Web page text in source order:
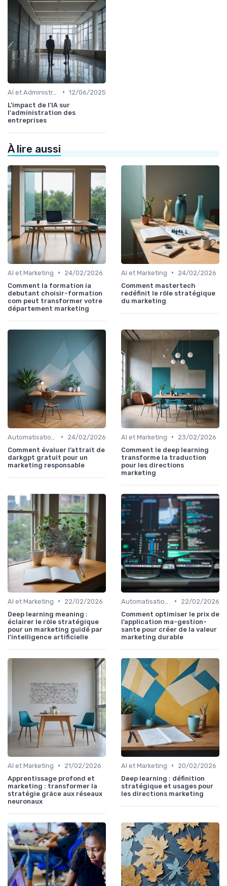
• 12/06/2025
L'impact de l'IA sur
l'administration des
entreprises
À lire aussi
AI et Marketing •
24/02/2026
Comment la formation ia
debutant choisir-formation
com peut transformer votre
département marketing
AI et Marketing •
24/02/2026
Comment mastertech
redéfinit le rôle stratégique
du marketing
•
24/02/2026
Comment évaluer l’attrait de
darkgpt gratuit pour un
marketing responsable
AI et Marketing •
23/02/2026
Comment le deep learning
transforme la traduction
pour les directions
marketing
AI et Marketing •
22/02/2026
Deep learning meaning :
éclairer le rôle stratégique
pour un marketing guidé par
l’intelligence artificielle
•
22/02/2026
Comment optimiser le prix de
l’application ma-gestion-
sante pour créer de la valeur
marketing durable
AI et Marketing •
21/02/2026
Apprentissage profond et
marketing : transformer la
stratégie grâce aux réseaux
neuronaux
AI et Marketing •
20/02/2026
Deep learning : définition
stratégique et usages pour
les directions marketing